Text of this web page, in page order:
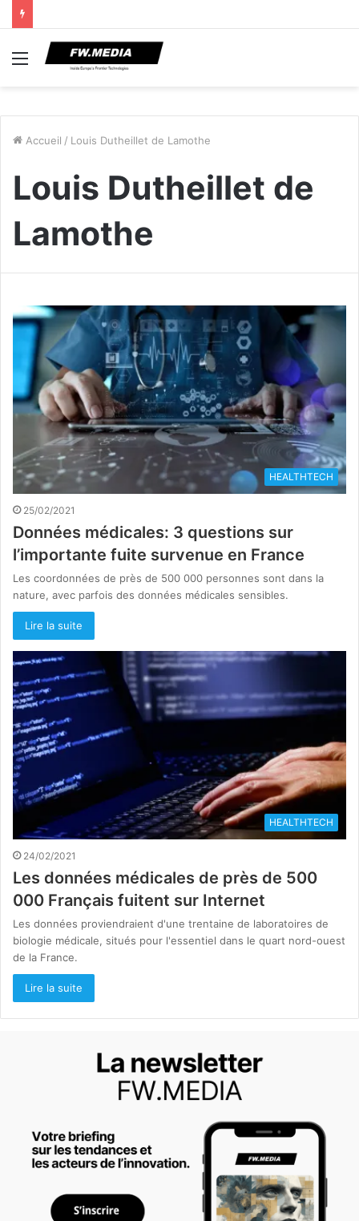
Menu
Accueil / Louis Dutheillet de Lamothe
Louis Dutheillet de
Lamothe
HEALTHTECH
25/02/2021
Données médicales: 3 questions sur
l’importante fuite survenue en France
Les coordonnées de près de 500 000 personnes sont dans la
nature, avec parfois des données médicales sensibles.
Lire la suite
HEALTHTECH
24/02/2021
Les données médicales de près de 500
000 Français fuitent sur Internet
Les données proviendraient d'une trentaine de laboratoires de
biologie médicale, situés pour l'essentiel dans le quart nord-ouest
de la France.
Lire la suite